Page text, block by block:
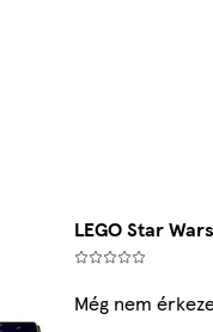
LEGO Star
Még nem